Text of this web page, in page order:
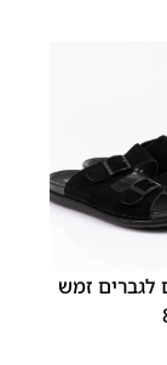
לגברים זמש